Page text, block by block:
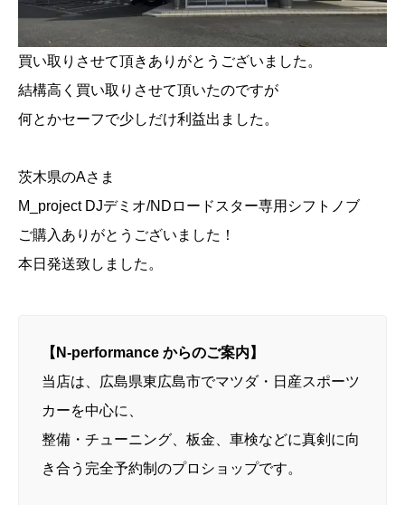
買い取りさせて頂きありがとうございました。
結構高く買い取りさせて頂いたのですが
何とかセーフで少しだけ利益出ました。
茨木県のAさま
M_project DJデミオ/NDロードスター専用シフトノブ
ご購入ありがとうございました！
本日発送致しました。
【N-performance からのご案内】
当店は、広島県東広島市でマツダ・日産スポーツ
カーを中心に、
整備・チューニング、板金、車検などに真剣に向
き合う完全予約制のプロショップです。